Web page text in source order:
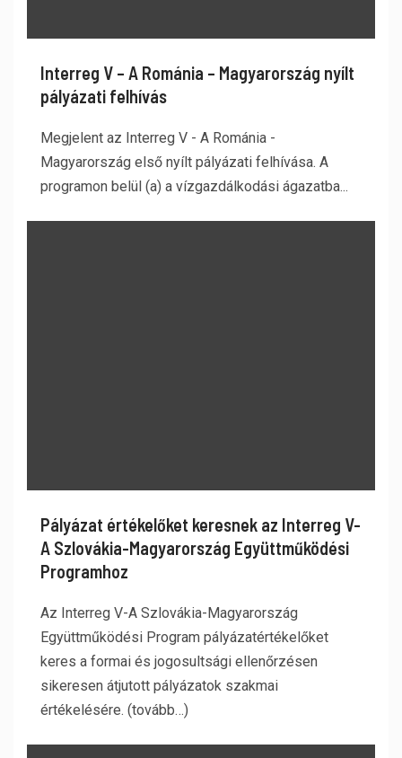
Interreg V – A Románia – Magyarország nyílt
pályázati felhívás
Megjelent az Interreg V - A Románia -
Magyarország első nyílt pályázati felhívása. A
programon belül (a) a vízgazdálkodási ágazatba...
Pályázat értékelőket keresnek az Interreg V-
A Szlovákia-Magyarország Együttműködési
Programhoz
Az Interreg V-A Szlovákia-Magyarország
Együttműködési Program pályázatértékelőket
keres a formai és jogosultsági ellenőrzésen
sikeresen átjutott pályázatok szakmai
értékelésére. (tovább…)